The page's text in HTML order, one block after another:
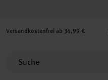
Versandkostenfrei ab 34,99 €